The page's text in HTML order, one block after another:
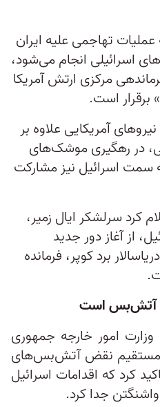
تهاجمی علیه ایران
اسرائیلی انجام می‌شود،
مرکزی ارتش آمریکا
است.
آمریکایی علاوه بر
در رهگیری موشک‌های
اسرائیل نیز مشارکت
کرد سرلشکر ایال زمیر،
از آغاز دور جدید
برد کوپر، فرمانده
آتش‌بس است
امور خارجه جمهوری
مستقیم نقض آتش‌بس‌های
کرد که اقدامات اسرائیل
جدا کرد.